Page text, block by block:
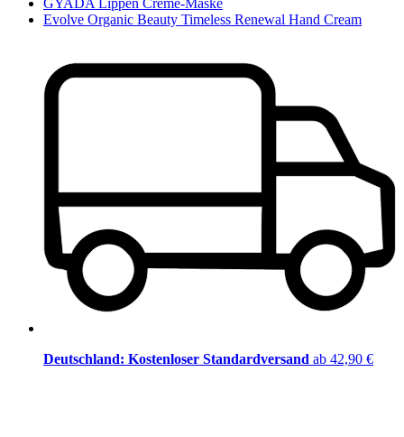
GYADA Lippen Creme-Maske
Evolve Organic Beauty Timeless Renewal Hand Cream
Deutschland: Kostenloser Standardversand ab 42,90 €